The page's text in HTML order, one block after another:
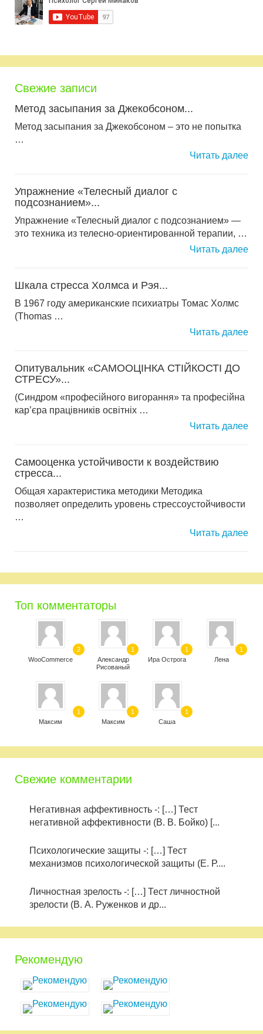
Свежие записи
Метод засыпания за Джекобсоном...
Метод засыпания за Джекобсоном – это не попытка
…
Читать далее
Упражнение «Телесный диалог с
подсознанием»...
Упражнение «Телесный диалог с подсознанием» —
это техника из телесно-ориентированной терапии, …
Читать далее
Шкала стресса Холмса и Рэя...
В 1967 году американские психиатры Томас Холмс
(Thomas …
Читать далее
Опитувальник «САМООЦІНКА СТІЙКОСТІ ДО
СТРЕСУ»...
(Синдром «професійного вигорання» та професійна
кар’єра працівників освітніх …
Читать далее
Самооценка устойчивости к воздействию
стресса...
Общая характеристика методики Методика
позволяет определить уровень стрессоустойчивости
…
Читать далее
Топ комментаторы
WooCommerce
2
Александр
Рисованый
1
Ира Острога
1
Лена
1
Максим
1
Максим
1
Саша
1
Свежие комментарии
Негативная аффективность -: […] Тест
негативной аффективности (В. В. Бойко) [...
Психологические защиты -: […] Тест
механизмов психологической защиты (Е. Р....
Личностная зрелость -: […] Тест личностной
зрелости (В. А. Руженков и др...
Рекомендую